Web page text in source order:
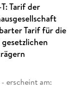
Tarif der
Tarif für die
- erscheint am: